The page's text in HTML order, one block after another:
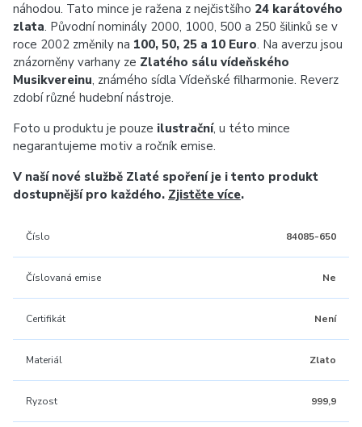
náhodou. Tato mince je ražena z nejčistšího 24 karátového
zlata. Původní nominály 2000, 1000, 500 a 250 šilinků se v
roce 2002 změnily na 100, 50, 25 a 10 Euro. Na averzu jsou
znázorněny varhany ze Zlatého sálu vídeňského
Musikvereinu, známého sídla Vídeňské filharmonie. Reverz
zdobí různé hudební nástroje.
Foto u produktu je pouze ilustrační, u této mince
negarantujeme motiv a ročník emise.
V naší nové službě Zlaté spoření je i tento produkt
dostupnější pro každého. Zjistěte více.
Číslo 84085-650
Číslovaná emise Ne
Certifikát Není
Materiál Zlato
Ryzost 999,9